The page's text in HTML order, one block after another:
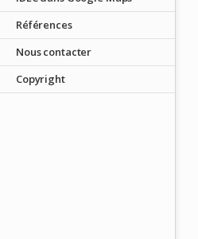
Références
Nous contacter
Copyright